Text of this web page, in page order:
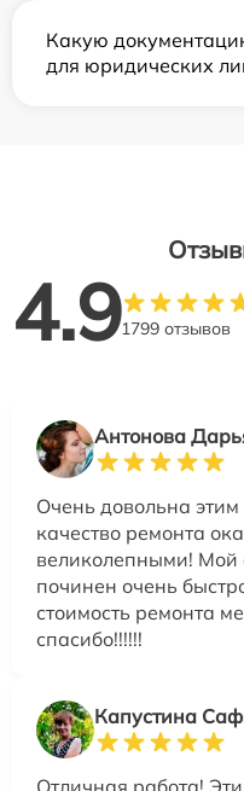
Какую
для юридических
4.91799 отзывов
Антонова
Очень довольна
качество ремонта
великолепными! Мой
починен очень
стоимость ремонта
спасибо!!!!!!
Капустина
Отличная работа!